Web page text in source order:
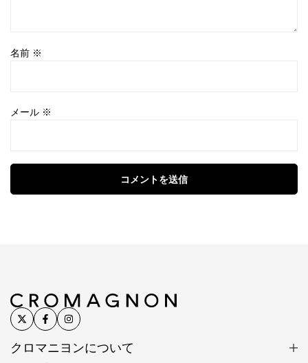
名前 ※
メール ※
コメントを送信
クロマニヨンについて